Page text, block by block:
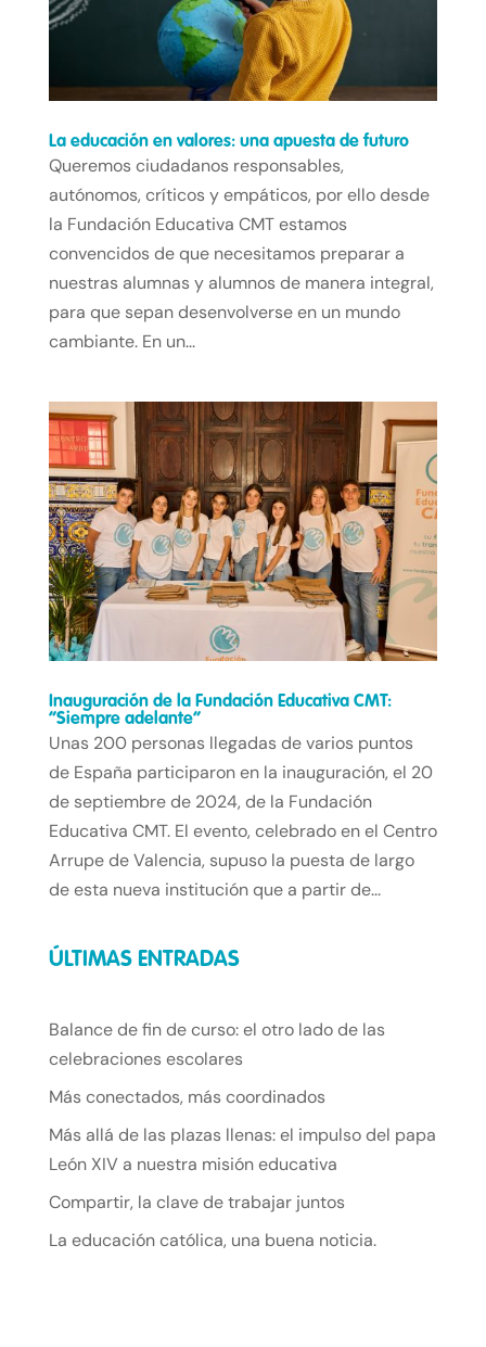
La educación en valores: una apuesta de futuro
Queremos ciudadanos responsables,
autónomos, críticos y empáticos, por ello desde
la Fundación Educativa CMT estamos
convencidos de que necesitamos preparar a
nuestras alumnas y alumnos de manera integral,
para que sepan desenvolverse en un mundo
cambiante. En un...
Inauguración de la Fundación Educativa CMT:
“Siempre adelante”
Unas 200 personas llegadas de varios puntos
de España participaron en la inauguración, el 20
de septiembre de 2024, de la Fundación
Educativa CMT. El evento, celebrado en el Centro
Arrupe de Valencia, supuso la puesta de largo
de esta nueva institución que a partir de...
ÚLTIMAS ENTRADAS
Balance de fin de curso: el otro lado de las
celebraciones escolares
Más conectados, más coordinados
Más allá de las plazas llenas: el impulso del papa
León XIV a nuestra misión educativa
Compartir, la clave de trabajar juntos
La educación católica, una buena noticia.